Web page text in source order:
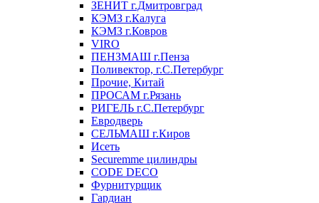
ЗЕНИТ г.Дмитровград
КЭМЗ г.Калуга
КЭМЗ г.Ковров
VIRO
ПЕНЗМАШ г.Пенза
Поливектор, г.С.Петербург
Прочие, Китай
ПРОСАМ г.Рязань
РИГЕЛЬ г.С.Петербург
Евродверь
СЕЛЬМАШ г.Киров
Исеть
Securemme цилиндры
CODE DECO
Фурнитурщик
Гардиан